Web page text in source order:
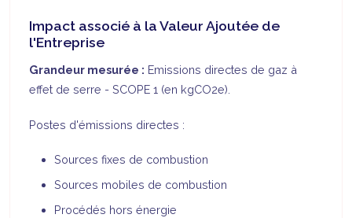
Impact associé à la Valeur Ajoutée de
l'Entreprise
Grandeur mesurée : Emissions directes de gaz à
effet de serre - SCOPE 1 (en kgCO2e).
Postes d'émissions directes :
Sources fixes de combustion
Sources mobiles de combustion
Procédés hors énergie